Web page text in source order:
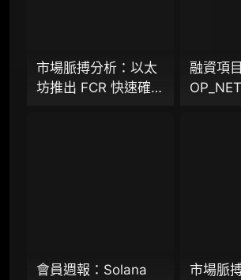
¥ 98000
资产）​
市場脈搏分析：以太
坊推出 FCR 快速確認
融資項
會員週報：Solana
市場脈